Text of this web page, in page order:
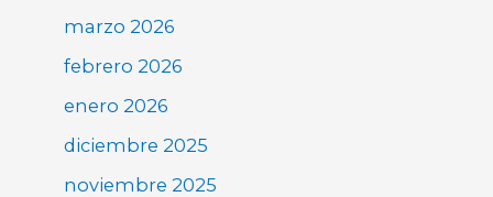
marzo 2026
febrero 2026
enero 2026
diciembre 2025
noviembre 2025